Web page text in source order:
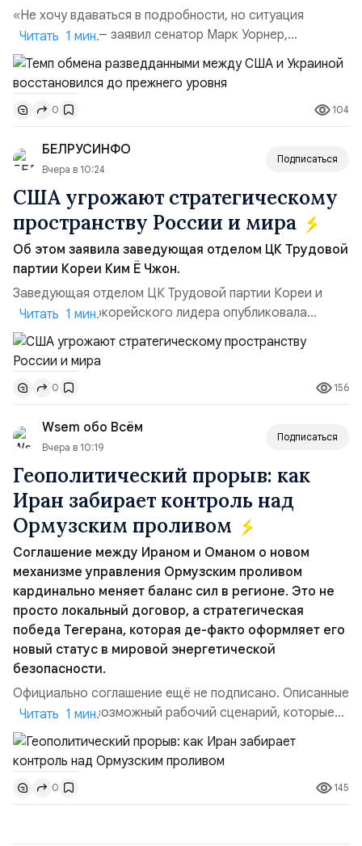
«Не хочу вдаваться в подробности, но ситуация
улучшилась», — заявил сенатор Марк Уорнер,
высокопоставленный член комитета по разведке,
добавив, что использование Украиной беспилотников и
ракет большой дальности позволило ей наносить
удары вглубь российской территории и укрепило её
позиции.Сотрудничество со стороны США стало
ключом к позитивному пов...
Читать 1 мин.
0 104
БЕЛРУСИНФО
Вчера в 10:24
Подписаться
США угрожают стратегическому
пространству России и мира
Об этом заявила заведующая отделом ЦК Трудовой
партии Кореи Ким Ё Чжон.
Заведующая отделом ЦК Трудовой партии Кореи и
сестра северокорейского лидера опубликовала
заявление для прессы в ответ на проведение Токио
совместных с флотом США запусков крылатых ракет
Томагавк.«Япония отбросила обманчивую видимость
„исключительно оборонительной страны“ и выносит
вопрос о собственном ядерном вооружении на
всеобщее обозрение, одновреме...
Читать 1 мин.
0 156
Wsem обо Всём
Вчера в 10:19
Подписаться
Геополитический прорыв: как
Иран забирает контроль над
Ормузским проливом
Соглашение между Ираном и Оманом о новом
механизме управления Ормузским проливом
кардинально меняет баланс сил в регионе. Это не
просто локальный договор, а стратегическая
победа Тегерана, которая де-факто оформляет его
новый статус в мировой энергетической
безопасности.
Официально соглашение ещё не подписано. Описанные
пункты — это возможный рабочий сценарий, которые
скорее всего будут реализованы.Разбираем ключевые
тезисы и последствия этого соглашения:. 1. Новые
доли контроля (75 на 25). Было: Ранее Иран и Оман
контролировали пролив на паритетных началах —
50/50. Стало: Новое соглашение закрепляет за
Читать 1 мин.
0 145